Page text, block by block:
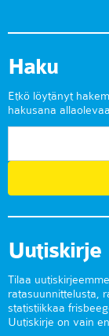
Haku
Etkö löytänyt
hakusana
Uutiskirje
Tilaa
ratasuunnittelusta,
statistiikkaa
Uutiskirje on vain